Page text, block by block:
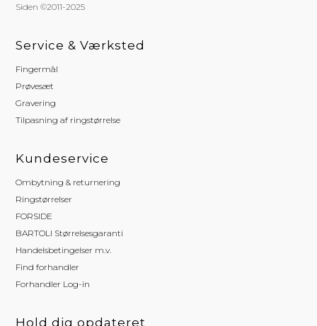
Siden ©2011-2025
Service & Værksted
Fingermål
Prøvesæt
Gravering
Tilpasning af ringstørrelse
Kundeservice
Ombytning & returnering
Ringstørrelser
FORSIDE
BARTOLI Størrelsesgaranti
Handelsbetingelser m.v.
Find forhandler
Forhandler Log-in
Hold dig opdateret